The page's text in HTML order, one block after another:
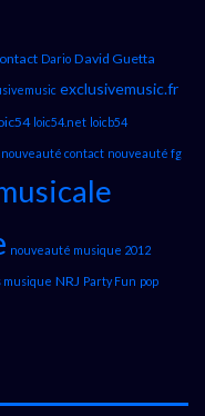
Dario David Guetta
exclusivemusic.fr
loic54.net loicb54
nouveauté contact nouveauté fg
nouveauté musique 2012
musique NRJ Party Fun pop